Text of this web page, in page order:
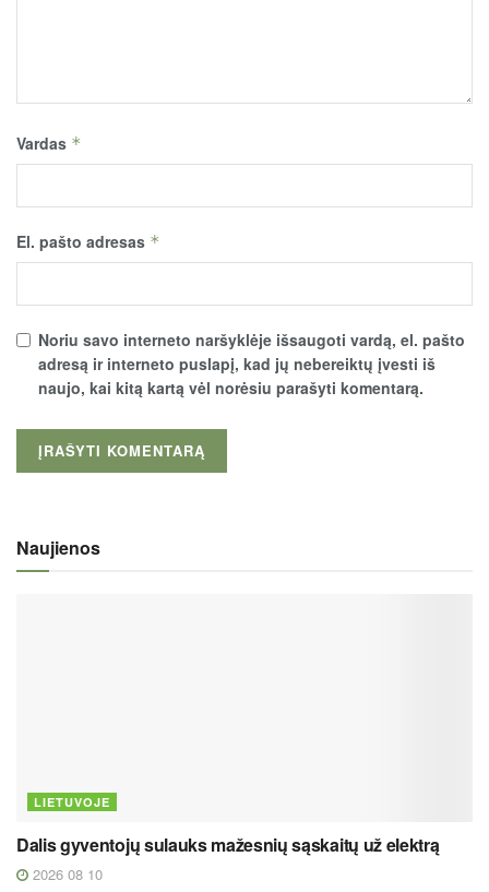
Vardas *
El. pašto adresas *
Noriu savo interneto naršyklėje išsaugoti vardą, el. pašto
adresą ir interneto puslapį, kad jų nebereiktų įvesti iš
naujo, kai kitą kartą vėl norėsiu parašyti komentarą.
Naujienos
LIETUVOJE
Dalis gyventojų sulauks mažesnių sąskaitų už elektrą
2026 08 10